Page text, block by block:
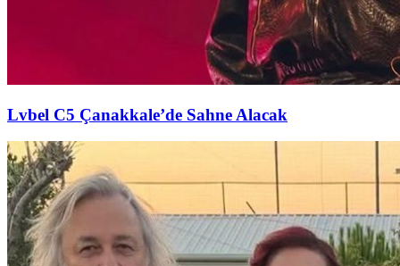
Lvbel C5 Çanakkale’de Sahne Alacak